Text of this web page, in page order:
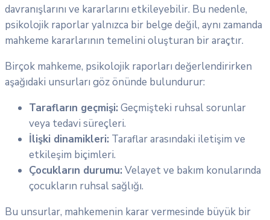
davranışlarını ve kararlarını etkileyebilir. Bu nedenle,
psikolojik raporlar yalnızca bir belge değil, aynı zamanda
mahkeme kararlarının temelini oluşturan bir araçtır.
Birçok mahkeme, psikolojik raporları değerlendirirken
aşağıdaki unsurları göz önünde bulundurur:
Tarafların geçmişi: Geçmişteki ruhsal sorunlar
veya tedavi süreçleri.
İlişki dinamikleri: Taraflar arasındaki iletişim ve
etkileşim biçimleri.
Çocukların durumu: Velayet ve bakım konularında
çocukların ruhsal sağlığı.
Bu unsurlar, mahkemenin karar vermesinde büyük bir